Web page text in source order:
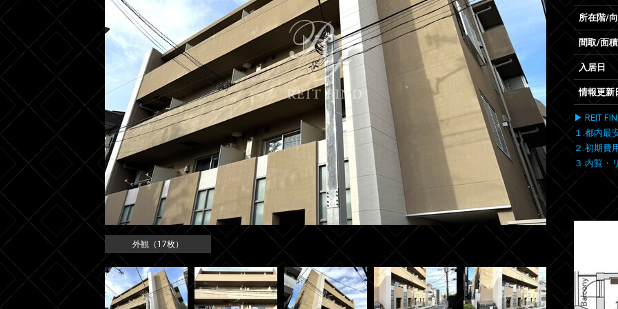
外観（17枚）
所在階/
間取/面積
入居日
情報更新
▶ REIT
１.都内最
２.初期費
３.内覧・